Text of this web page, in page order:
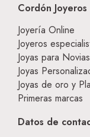
Cordón Joyeros
Joyería Online
Joyeros
Joyas para
Joyas
Joyas de oro y
Primeras marcas
Datos de